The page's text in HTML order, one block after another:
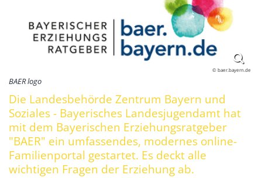
© baer.bayern.de
BAER logo
Die Landesbehörde Zentrum Bayern und
Soziales - Bayerisches Landesjugendamt hat
mit dem Bayerischen Erziehungsratgeber
"BAER" ein umfassendes, modernes online-
Familienportal gestartet. Es deckt alle
wichtigen Fragen der Erziehung ab.